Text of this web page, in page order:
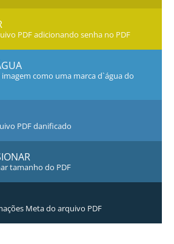
PDF adicionando senha no PDF
como uma marca d`água do
PDF danificado
tamanho do PDF
Meta do arquivo PDF